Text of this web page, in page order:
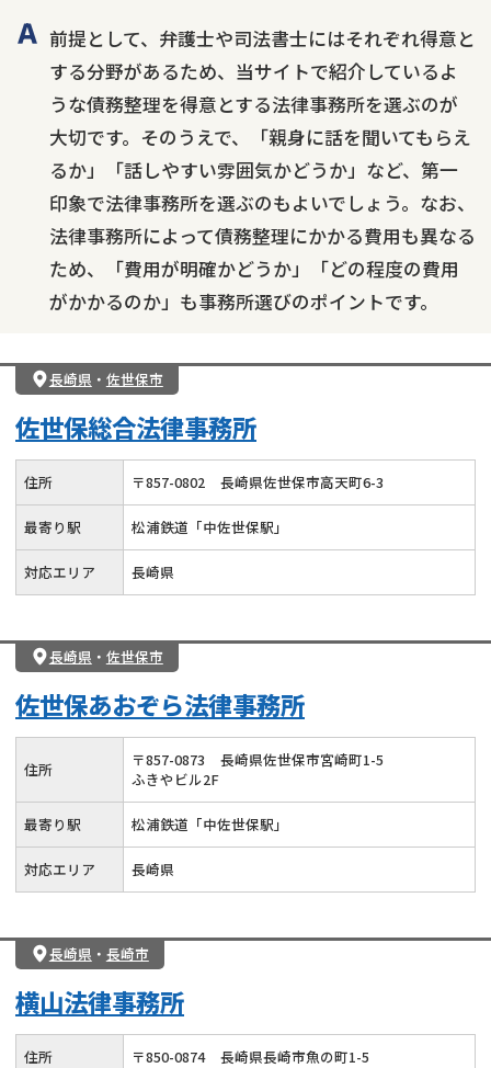
前提として、弁護士や司法書士にはそれぞれ得意と
する分野があるため、当サイトで紹介しているよ
うな債務整理を得意とする法律事務所を選ぶのが
大切です。そのうえで、「親身に話を聞いてもらえ
るか」「話しやすい雰囲気かどうか」など、第一
印象で法律事務所を選ぶのもよいでしょう。なお、
法律事務所によって債務整理にかかる費用も異なる
ため、「費用が明確かどうか」「どの程度の費用
がかかるのか」も事務所選びのポイントです。
長崎県 ・ 佐世保市
佐世保総合法律事務所
住所 〒857-0802 長崎県佐世保市高天町6-3
最寄り駅 松浦鉄道「中佐世保駅」
対応エリア 長崎県
長崎県 ・ 佐世保市
佐世保あおぞら法律事務所
住所 〒857-0873
長崎県佐世保市宮崎町1-5
ふきやビル2F
最寄り駅 松浦鉄道「中佐世保駅」
対応エリア 長崎県
長崎県 ・ 長崎市
横山法律事務所
住所 〒850-0874 長崎県長崎市魚の町1-5